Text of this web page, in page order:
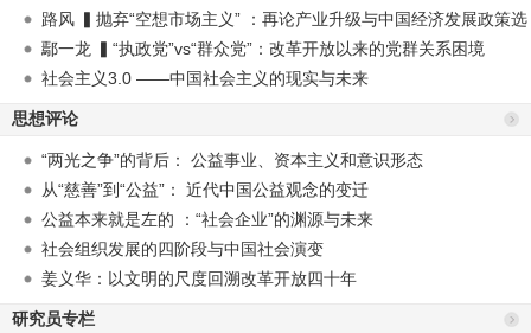
路风 ▍抛弃“空想市场主义” ：再论产业升级与中国经济发展政策选
择
鄢一龙 ▍“执政党”vs“群众党”：改革开放以来的党群关系困境
社会主义3.0 ——中国社会主义的现实与未来
思想评论
“两光之争”的背后： 公益事业、资本主义和意识形态
从“慈善”到“公益”： 近代中国公益观念的变迁
公益本来就是左的 ：“社会企业”的渊源与未来
社会组织发展的四阶段与中国社会演变
姜义华：以文明的尺度回溯改革开放四十年
研究员专栏